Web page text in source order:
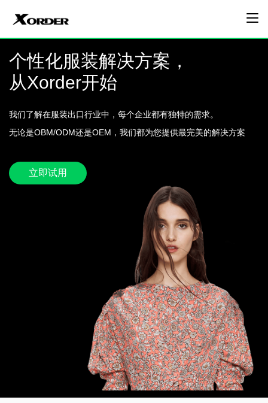
个性化服装解决方案，
从Xorder开始
我们了解在服装出口行业中，每个企业都有独特的需求。
无论是OBM/ODM还是OEM，我们都为您提供最完美的解决方案
立即试用